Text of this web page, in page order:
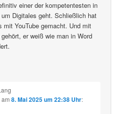
einer der kompetentesten in
um Digitales geht. Schließlich hat
mit YouTube gemacht. Und mit
er weiß wie man in Word
am 8. Mai 2025 um 22:38 Uhr: